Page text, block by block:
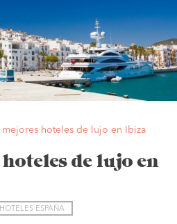
mejores hoteles de lujo en Ibiza
de lujo en
HOTELES ESPAÑA